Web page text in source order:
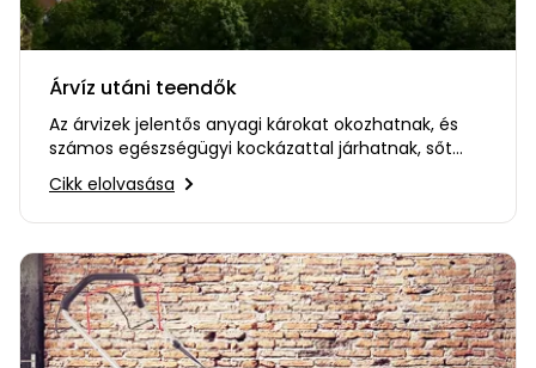
Árvíz utáni teendők
Az árvizek jelentős anyagi károkat okozhatnak, és
számos egészségügyi kockázattal járhatnak, sőt
akár életveszélyesek…
Cikk elolvasása